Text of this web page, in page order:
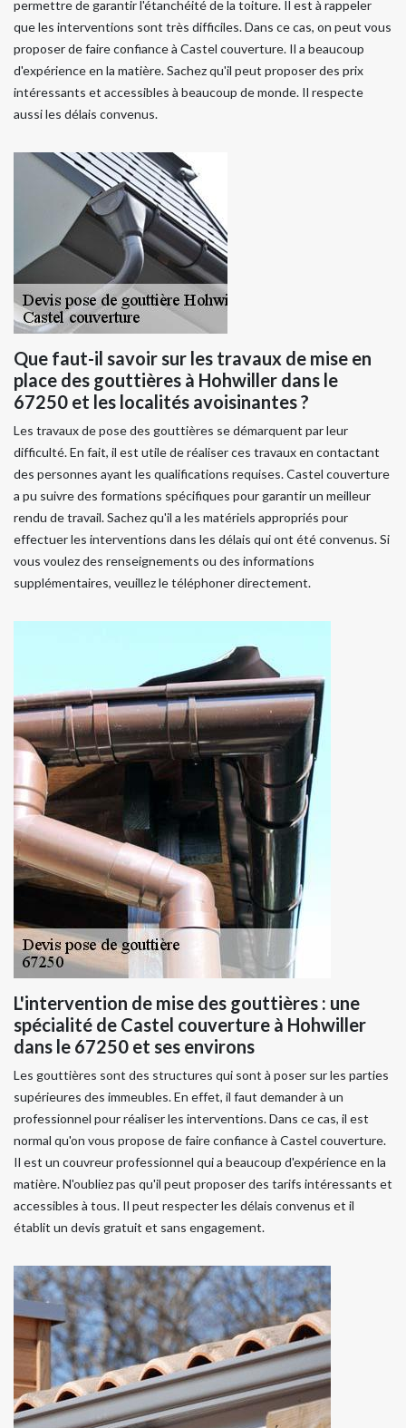
permettre de garantir l'étanchéité de la toiture. Il est à rappeler
que les interventions sont très difficiles. Dans ce cas, on peut vous
proposer de faire confiance à Castel couverture. Il a beaucoup
d'expérience en la matière. Sachez qu'il peut proposer des prix
intéressants et accessibles à beaucoup de monde. Il respecte
aussi les délais convenus.
Que faut-il savoir sur les travaux de mise en
place des gouttières à Hohwiller dans le
67250 et les localités avoisinantes ?
Les travaux de pose des gouttières se démarquent par leur
difficulté. En fait, il est utile de réaliser ces travaux en contactant
des personnes ayant les qualifications requises. Castel couverture
a pu suivre des formations spécifiques pour garantir un meilleur
rendu de travail. Sachez qu'il a les matériels appropriés pour
effectuer les interventions dans les délais qui ont été convenus. Si
vous voulez des renseignements ou des informations
supplémentaires, veuillez le téléphoner directement.
L'intervention de mise des gouttières : une
spécialité de Castel couverture à Hohwiller
dans le 67250 et ses environs
Les gouttières sont des structures qui sont à poser sur les parties
supérieures des immeubles. En effet, il faut demander à un
professionnel pour réaliser les interventions. Dans ce cas, il est
normal qu'on vous propose de faire confiance à Castel couverture.
Il est un couvreur professionnel qui a beaucoup d'expérience en la
matière. N'oubliez pas qu'il peut proposer des tarifs intéressants et
accessibles à tous. Il peut respecter les délais convenus et il
établit un devis gratuit et sans engagement.